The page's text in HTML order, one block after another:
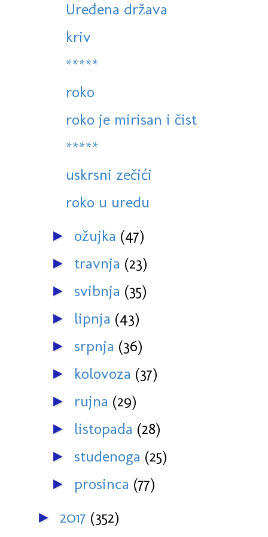
Uređena država
kriv
*****
roko
roko je mirisan i čist
*****
uskrsni zečići
roko u uredu
► ožujka (47)
► travnja (23)
► svibnja (35)
► lipnja (43)
► srpnja (36)
► kolovoza (37)
► rujna (29)
► listopada (28)
► studenoga (25)
► prosinca (77)
► 2017 (352)